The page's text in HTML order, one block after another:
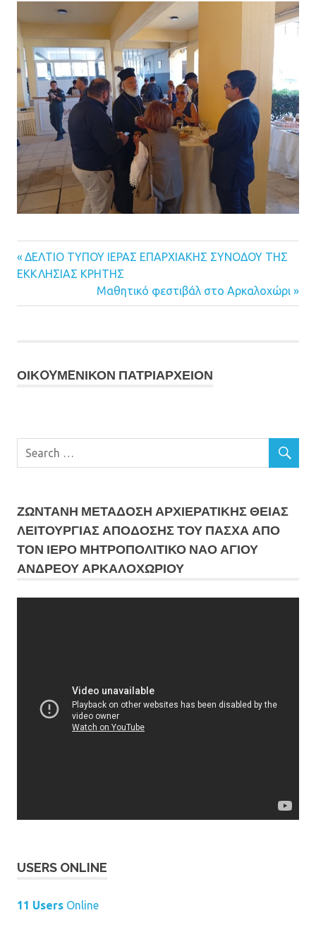
Πλοήγηση
Previous
Post:
ΔΕΛΤΙΟ ΤΥΠΟΥ ΙΕΡΑΣ ΕΠΑΡΧΙΑΚΗΣ ΣΥΝΟΔΟΥ ΤΗΣ
ΕΚΚΛΗΣΙΑΣ ΚΡΗΤΗΣ
Next
Post:
Μαθητικό φεστιβάλ στο Αρκαλοχώρι
ΟΙΚOYΜEΝΙΚΟΝ ΠΑΤΡΙΑΡΧΕΙΟΝ
ΖΩΝΤΑΝΗ ΜΕΤΆΔΟΣΗ ΑΡΧΙΕΡΑΤΙΚΗΣ ΘΕΙΑΣ
ΛΕΙΤΟΥΡΓΙΑΣ ΑΠΟΔΟΣΗΣ ΤΟΥ ΠΑΣΧΑ ΑΠΟ
ΤΟΝ ΙΕΡΟ ΜΗΤΡΟΠΟΛΙΤΙΚΟ ΝΑΟ ΑΓΙΟΥ
ΑΝΔΡΕΟΥ ΑΡΚΑΛΟΧΩΡΙΟΥ
USERS ONLINE
11 Users Online